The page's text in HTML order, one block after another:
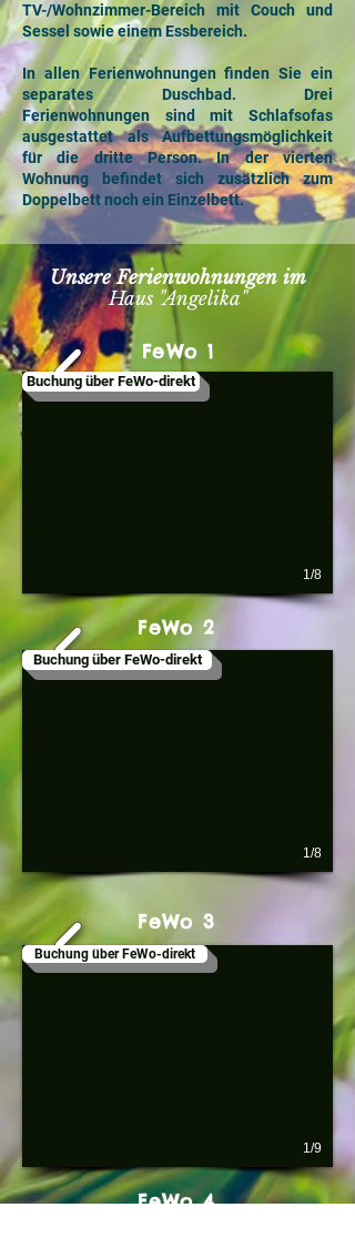
TV-/Wohnzimmer-Bereich mit Couch und
Sessel sowie einem Essbereich.
In allen Ferienwohnungen finden Sie ein
separates Duschbad. Drei
Ferienwohnungen sind mit Schlafsofas
ausgestattet als Aufbettungsmöglichkeit
für die dritte Person. In der vierten
Wohnung befindet sich zusätzlich zum
Doppelbett noch ein Einzelbett.
Unsere Ferienwohnungen im
Haus "Angelika"
FeWo 1
1/8
Buchung über FeWo-direkt
FeWo 2
1/8
Buchung über FeWo-direkt
FeWo 3
1/9
Buchung über FeWo-direkt
FeWo 4